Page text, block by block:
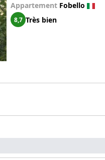
Appartement Fobello
8,7 Très bien